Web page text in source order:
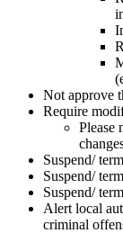
Not approve
Require
Please
Suspend/
Suspend/
Suspend/
Alert local
criminal